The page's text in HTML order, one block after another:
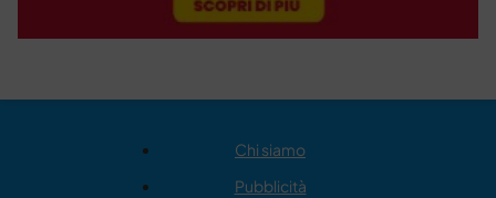
Chi siamo
Pubblicità